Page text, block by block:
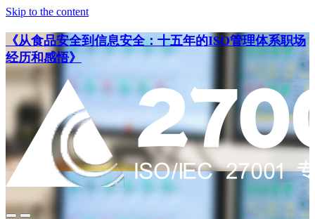
Skip to the content
《从食品安全到信息安全：十五年的ISO管理体系职场
经历和感悟》